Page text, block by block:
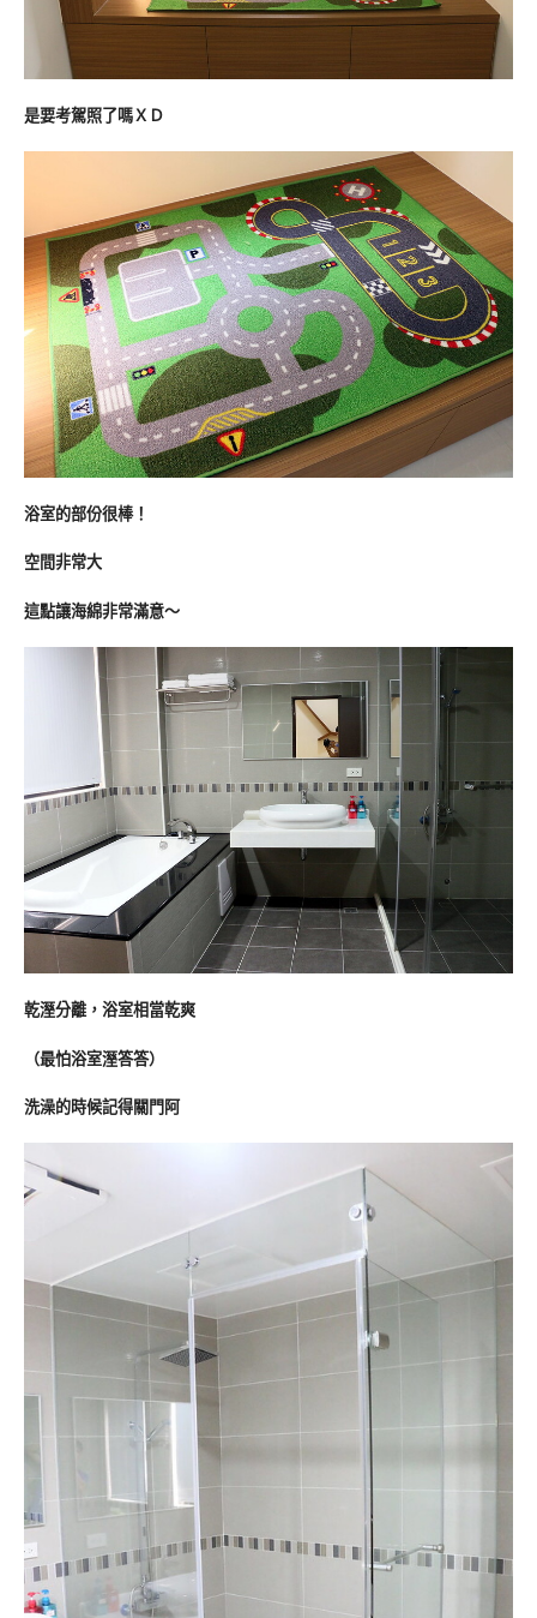
是要考駕照了嗎ＸＤ
浴室的部份很棒！
空間非常大
這點讓海綿非常滿意～
乾溼分離，浴室相當乾爽
（最怕浴室溼答答）
洗澡的時候記得關門阿